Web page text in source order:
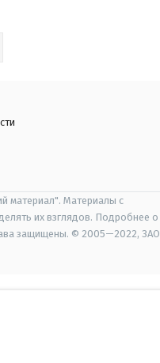
материал". Материалы с
их взглядов. Подробнее о
защищены. © 2005—2022, ЗАО